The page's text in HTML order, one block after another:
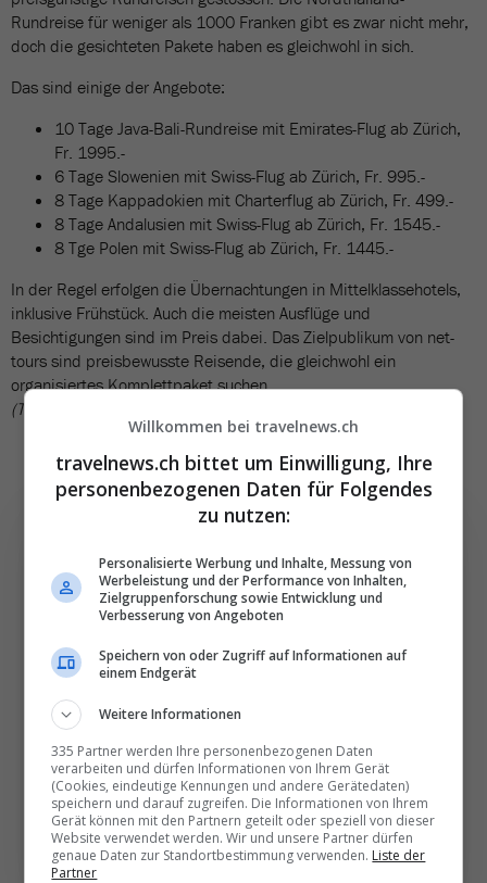
Rundreise für weniger als 1000 Franken gibt es zwar nicht mehr,
doch die gesichteten Pakete haben es gleichwohl in sich.
Das sind einige der Angebote:
10 Tage Java-Bali-Rundreise mit Emirates-Flug ab Zürich,
Fr. 1995.-
6 Tage Slowenien mit Swiss-Flug ab Zürich, Fr. 995.-
8 Tage Kappadokien mit Charterflug ab Zürich, Fr. 499.-
8 Tage Andalusien mit Swiss-Flug ab Zürich, Fr. 1545.-
8 Tge Polen mit Swiss-Flug ab Zürich, Fr. 1445.-
In der Regel erfolgen die Übernachtungen in Mittelklassehotels,
inklusive Frühstück. Auch die meisten Ausflüge und
Besichtigungen sind im Preis dabei. Das Zielpublikum von net-
tours sind preisbewusste Reisende, die gleichwohl ein
organisiertes Komplettpaket suchen.
(TN)
Die wichtigsten und
Ihr E‑Mail-Postfach
weniger. Bei Travel­news haben Sie die Wahl.
NEWSLETTER ENTDECKEN
Willkommen bei travelnews.ch
travelnews.ch bittet um Einwilligung, Ihre
personenbezogenen Daten für Folgendes
zu nutzen:
Personalisierte Werbung und Inhalte, Messung von
Werbeleistung und der Performance von Inhalten,
Zielgruppenforschung sowie Entwicklung und
Verbesserung von Angeboten
Speichern von oder Zugriff auf Informationen auf
einem Endgerät
Weitere Informationen
335 Partner werden Ihre personenbezogenen Daten
verarbeiten und dürfen Informationen von Ihrem Gerät
(Cookies, eindeutige Kennungen und andere Gerätedaten)
speichern und darauf zugreifen. Die Informationen von Ihrem
Gerät können mit den Partnern geteilt oder speziell von dieser
Website verwendet werden. Wir und unsere Partner dürfen
genaue Daten zur Standortbestimmung verwenden. Liste der
Partner